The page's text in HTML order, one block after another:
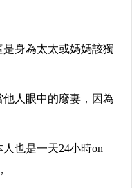
身為太太或媽媽該獨
人眼中的廢妻，因為
也是一天24小時on